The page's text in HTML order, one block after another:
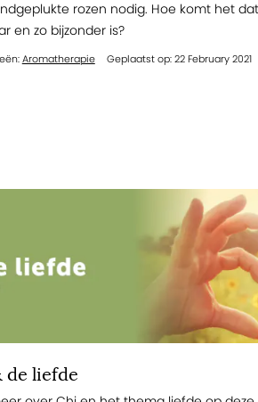
rozen nodig. Hoe komt het
en zo bijzonder is?
Aromatherapie Geplaatst op: 22 February 2021
de liefde